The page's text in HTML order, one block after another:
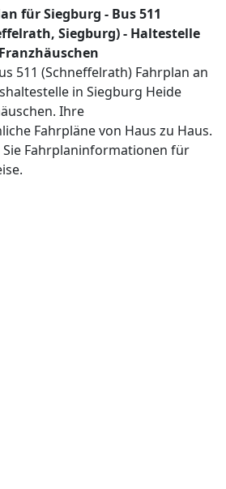
für Siegburg - Bus 511
Siegburg) - Haltestelle
511 (Schneffelrath) Fahrplan an
in Siegburg Heide
Ihre
Fahrpläne von Haus zu Haus.
Sie Fahrplaninformationen für